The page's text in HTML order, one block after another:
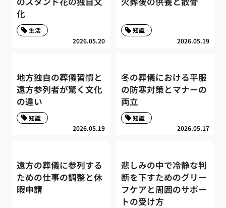
化
2026.05.20
生活
2026.05.19
知識
地方独自の葬儀習慣と
遠方参列者が驚く文化
の違い
2026.05.19
知識
冬の葬儀における平服
の防寒対策とマナーの
両立
2026.05.17
知識
遠方の葬儀に参列する
ための仕事の調整と休
暇申請
悲しみの中で冷静な判
断を下すためのグリー
フケアと周囲のサポー
トの受け方